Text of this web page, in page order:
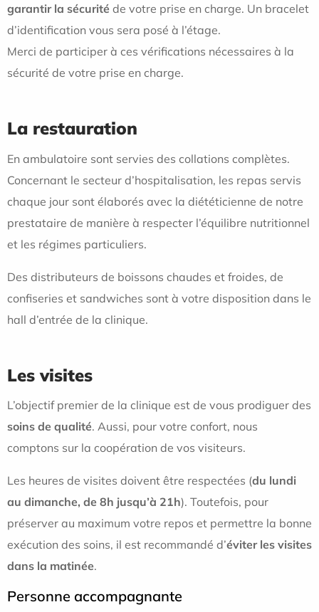
garantir la sécurité de votre prise en charge. Un bracelet
d’identification vous sera posé à l’étage.
Merci de participer à ces vérifications nécessaires à la
sécurité de votre prise en charge.
La restauration
En ambulatoire sont servies des collations complètes.
Concernant le secteur d’hospitalisation, les repas servis
chaque jour sont élaborés avec la diététicienne de notre
prestataire de manière à respecter l’équilibre nutritionnel
et les régimes particuliers.
Des distributeurs de boissons chaudes et froides, de
confiseries et sandwiches sont à votre disposition dans le
hall d’entrée de la clinique.
Les visites
L’objectif premier de la clinique est de vous prodiguer des
soins de qualité. Aussi, pour votre confort, nous
comptons sur la coopération de vos visiteurs.
Les heures de visites doivent être respectées (du lundi
au dimanche, de 8h jusqu’à 21h). Toutefois, pour
préserver au maximum votre repos et permettre la bonne
exécution des soins, il est recommandé d’éviter les visites
dans la matinée.
Personne accompagnante